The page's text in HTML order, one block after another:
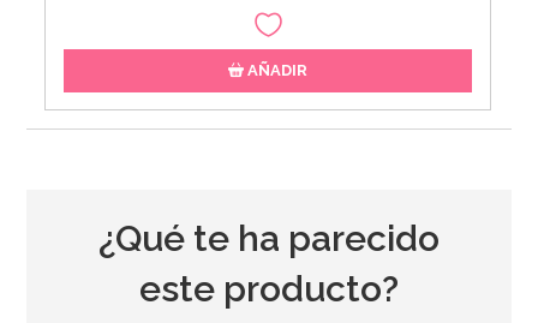
AÑADIR
¿Qué te ha parecido
este producto?